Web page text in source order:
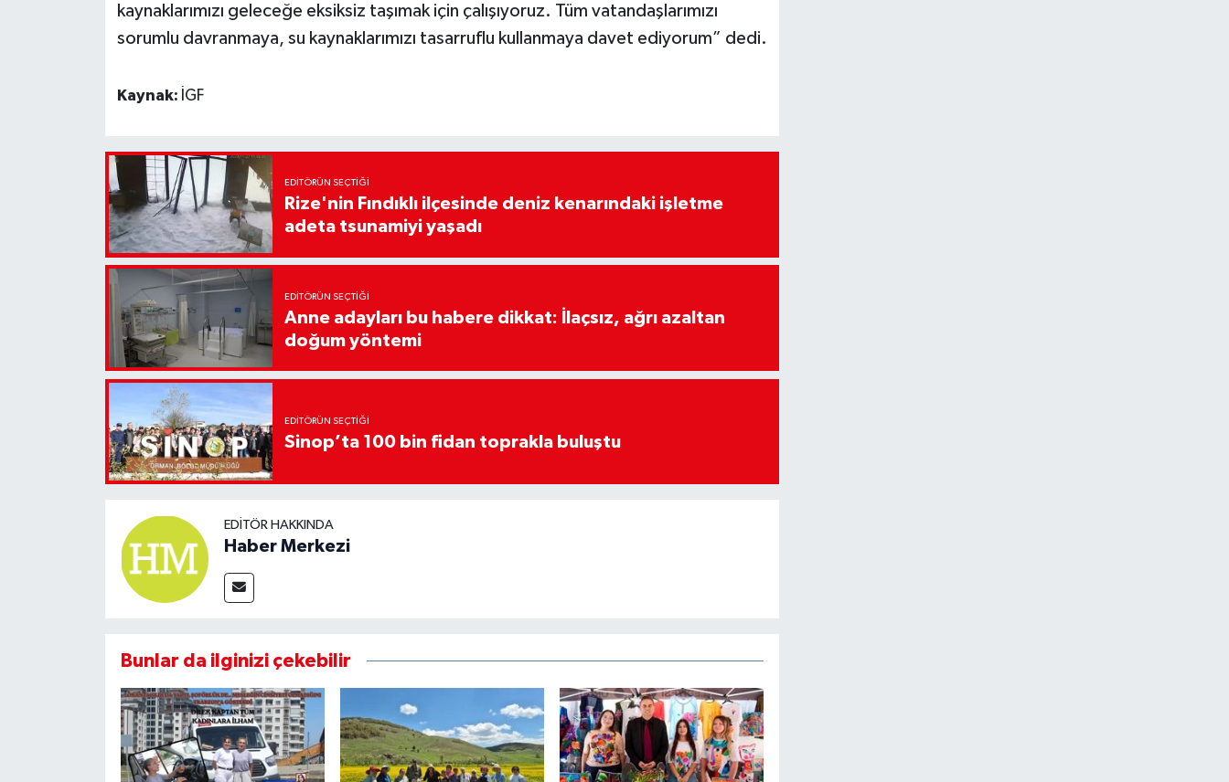
kaynaklarımızı geleceğe eksiksiz taşımak için çalışıyoruz. Tüm vatandaşlarımızı
sorumlu davranmaya, su kaynaklarımızı tasarruflu kullanmaya davet ediyorum” dedi.
Kaynak: İGF
EDITÖRÜN SEÇTIĞI
Rize'nin Fındıklı ilçesinde deniz kenarındaki işletme
adeta tsunamiyi yaşadı
EDITÖRÜN SEÇTIĞI
Anne adayları bu habere dikkat: İlaçsız, ağrı azaltan
doğum yöntemi
EDITÖRÜN SEÇTIĞI
Sinop’ta 100 bin fidan toprakla buluştu
EDITÖR HAKKINDA
Haber Merkezi
Bunlar da ilginizi çekebilir